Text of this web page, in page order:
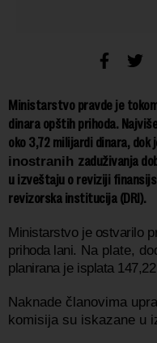
Ministarstvo pravde je
dinara opštih prihoda.
oko 3,72 milijardi dinara, dok
inostranih zaduživanja
u izveštaju o reviziji
revizorska institucija (DRI).
Ministarstvo je ostvarilo
prihoda lani. Na plate,
planirana je isplata
Naknade članovima
komisija su iskazane u